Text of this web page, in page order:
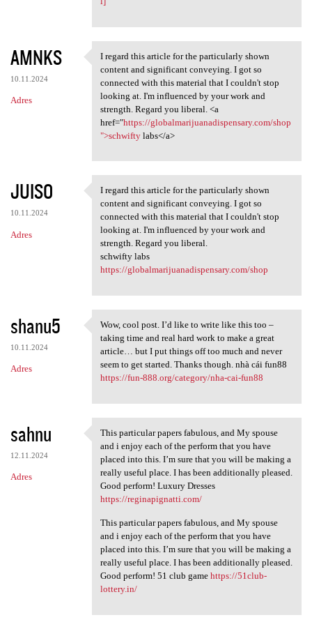
AMNKS
10.11.2024
Adres
I regard this article for the
I regard this article for the particularly shown
content and significant conveying. I got so
connected with this material that I couldn't stop
looking at. I'm influenced by your work and
strength. Regard you liberal. <a
href="https://globalmarijuanadispensary.com/shop
">schwiftylabs</a>
JUISO
10.11.2024
Adres
I regard this article for the
I regard this article for the particularly shown
content and significant conveying. I got so
connected with this material that I couldn't stop
looking at. I'm influenced by your work and
strength. Regard you liberal.
schwifty labs
https://globalmarijuanadispensary.com/shop
shanu5
10.11.2024
Adres
Wow, cool post. I’d like to
Wow, cool post. I’d like to write like this too –
taking time and real hard work to make a great
article… but I put things off too much and never
seem to get started. Thanks though. nhà cái fun88
https://fun-888.org/category/nha-cai-fun88
sahnu
12.11.2024
Adres
This particular papers
This particular papers fabulous, and My spouse
and i enjoy each of the perform that you have
placed into this. I’m sure that you will be making a
really useful place. I has been additionally pleased.
Good perform! Luxury Dresses
https://reginapignatti.com/
This particular papers fabulous, and My spouse
and i enjoy each of the perform that you have
placed into this. I’m sure that you will be making a
really useful place. I has been additionally pleased.
Good perform! 51 club game https://51club-
lottery.in/